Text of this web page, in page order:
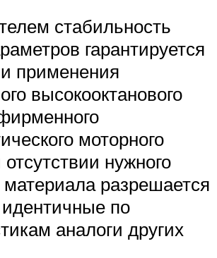
стабильность
гарантируется
применения
высокооктанового
моторного
нужного
материала разрешается
по
аналоги других